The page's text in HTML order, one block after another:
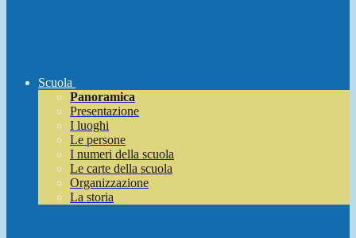
Scuola
Panoramica
Presentazione
I luoghi
Le persone
I numeri della scuola
Le carte della scuola
Organizzazione
La storia